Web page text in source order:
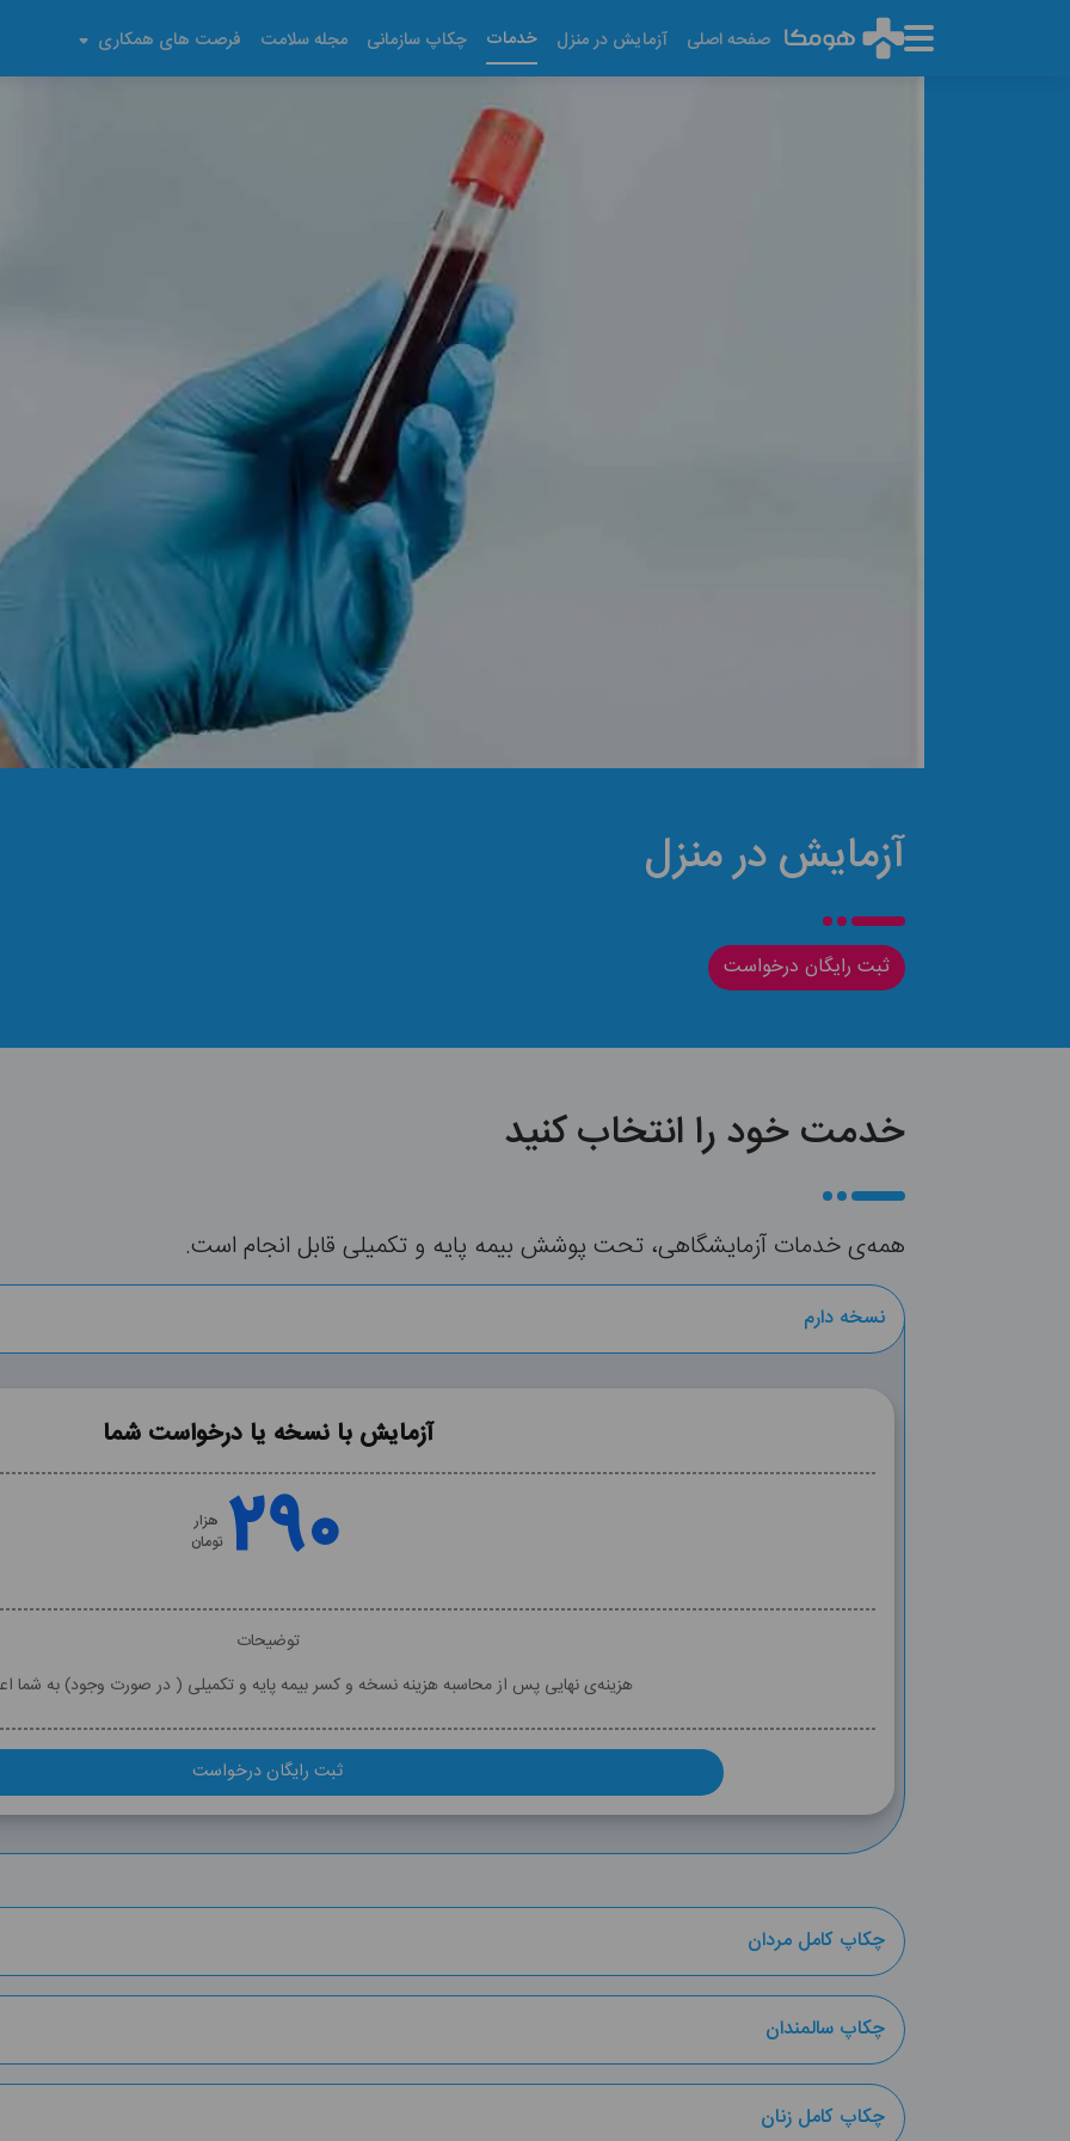
صفحه اصلی آزمایش در منزل خدمات چکاپ سازمانی مجله سلامت فرصت های همکاری
آزمایش در منزل
ثبت رایگان درخواست
خدمت خود را انتخاب کنید
همه‌ی خدمات آزمایشگاهی، تحت پوشش بیمه پایه و تکمیلی قابل انجام است.
نسخه دارم
آزمایش با نسخه یا درخواست شما
۲۹۰ هزار
تومان
توضیحات
هزینه‌ی نهایی پس از محاسبه هزینه نسخه و کسر بیمه پایه و تکمیلی ( در صورت وجود) به شما
ثبت رایگان درخواست
چکاپ کامل مردان
چکاپ سالمندان
چکاپ کامل زنان